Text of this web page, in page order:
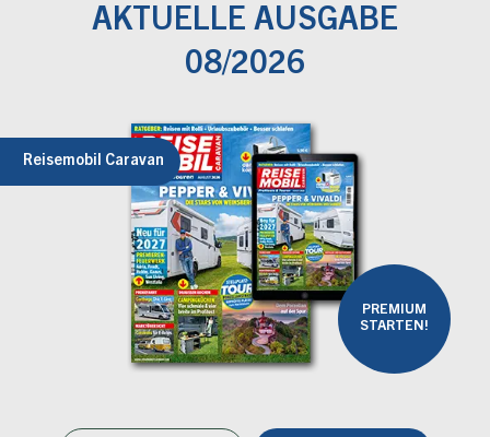
AKTUELLE AUSGABE
08/2026
Reisemobil Caravan
PREMIUM
STARTEN!